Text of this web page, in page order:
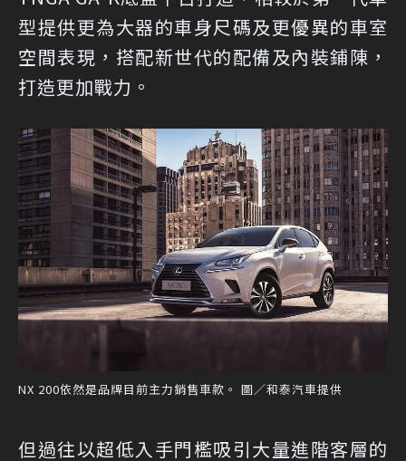
型提供更為大器的車身尺碼及更優異的車室
空間表現，搭配新世代的配備及內裝鋪陳，
打造更加戰力。
NX 200依然是品牌目前主力銷售車款。 圖／和泰汽車提供
但過往以超低入手門檻吸引大量進階客層的